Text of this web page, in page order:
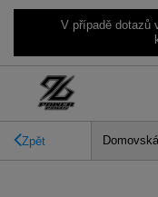
V případě dotazů
Zpět